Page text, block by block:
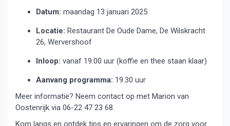
Datum: maandag 13 januari 2025
Locatie: Restaurant De Oude Dame, De Wilskracht
26, Wervershoof
Inloop: vanaf 19.00 uur (koffie en thee staan klaar)
Aanvang programma: 19.30 uur
Meer informatie? Neem contact op met Marion van
Oostenrijk via 06-22 47 23 68.
Kom langs en ontdek tips en ervaringen om de zorg voor